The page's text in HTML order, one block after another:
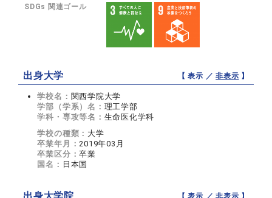
SDGs 関連ゴール
出身大学 【 表示 ／非表示 】
学校名： 関西学院大学
学部（学系）名： 理工学部
学科・専攻等名： 生命医化学科
学校の種類： 大学
卒業年月：2019年03月
卒業区分：卒業
国名： 日本国